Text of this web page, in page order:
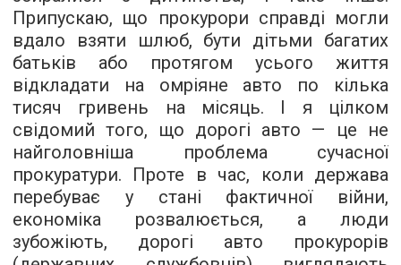
Припускаю, що прокурори справді могли
вдало взяти шлюб, бути дітьми багатих
батьків або протягом усього життя
відкладати на омріяне авто по кілька
тисяч гривень на місяць. І я цілком
свідомий того, що дорогі авто — це не
найголовніша проблема сучасної
прокуратури. Проте в час, коли держава
перебуває у стані фактичної війни,
економіка розвалюється, а люди
зубожіють, дорогі авто прокурорів